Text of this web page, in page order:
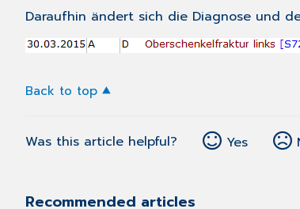
Daraufhin ändert sich die Diagnose und
Back to top
Was this article helpful? Yes
Recommended articles